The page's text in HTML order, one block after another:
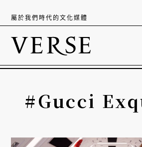
屬於我們時代的文化媒體
#Gucci